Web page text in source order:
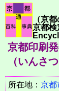
（京
京都検
京都印刷
（いんさ
所在地： 京都